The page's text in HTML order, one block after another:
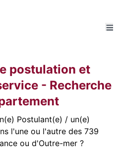
postulation et
- Recherche
Postulant(e) / un(e)
l'une ou l'autre des 739
ou d'Outre-mer ?